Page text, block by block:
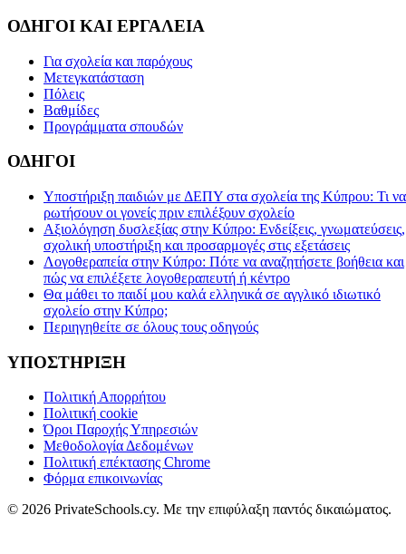
ΟΔΗΓΟΙ ΚΑΙ ΕΡΓΑΛΕΙΑ
Για σχολεία και παρόχους
Μετεγκατάσταση
Πόλεις
Βαθμίδες
Προγράμματα σπουδών
ΟΔΗΓΟΙ
Υποστήριξη παιδιών με ΔΕΠΥ στα σχολεία της Κύπρου: Τι να
ρωτήσουν οι γονείς πριν επιλέξουν σχολείο
Αξιολόγηση δυσλεξίας στην Κύπρο: Ενδείξεις, γνωματεύσεις,
σχολική υποστήριξη και προσαρμογές στις εξετάσεις
Λογοθεραπεία στην Κύπρο: Πότε να αναζητήσετε βοήθεια και
πώς να επιλέξετε λογοθεραπευτή ή κέντρο
Θα μάθει το παιδί μου καλά ελληνικά σε αγγλικό ιδιωτικό
σχολείο στην Κύπρο;
Περιηγηθείτε σε όλους τους οδηγούς
ΥΠΟΣΤΗΡΙΞΗ
Πολιτική Απορρήτου
Πολιτική cookie
Όροι Παροχής Υπηρεσιών
Μεθοδολογία Δεδομένων
Πολιτική επέκτασης Chrome
Φόρμα επικοινωνίας
© 2026 PrivateSchools.cy. Με την επιφύλαξη παντός δικαιώματος.